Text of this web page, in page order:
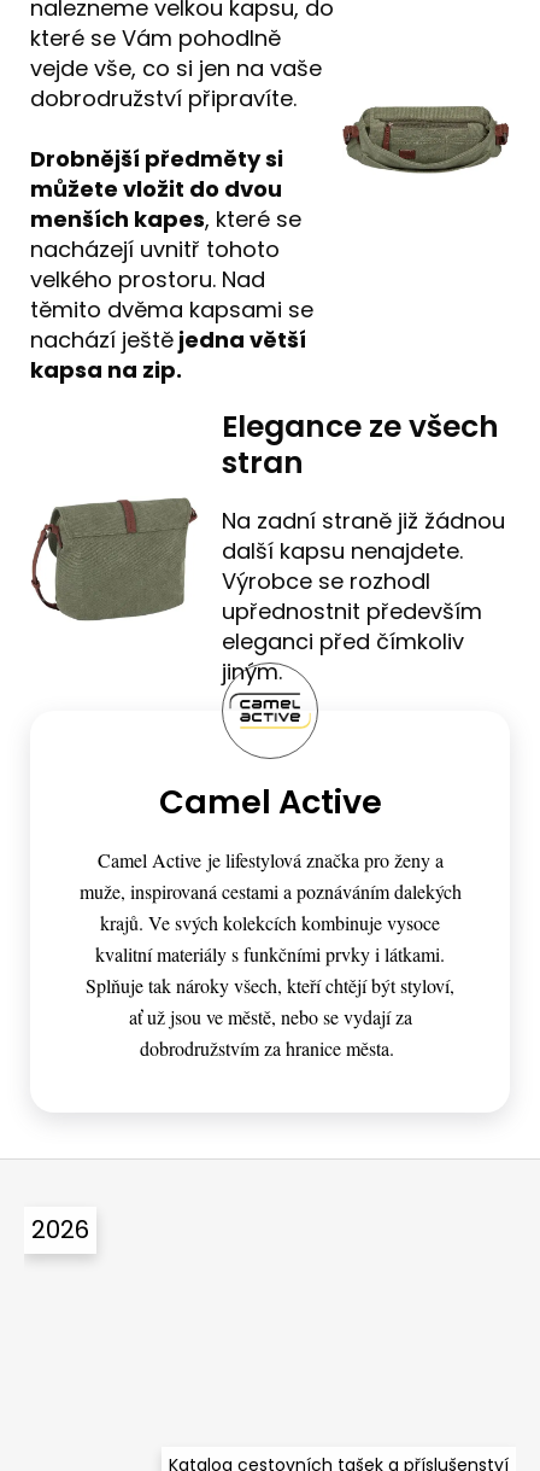
nalezneme velkou kapsu, do
které se Vám pohodlně
vejde vše, co si jen na vaše
dobrodružství připravíte.
Drobnější předměty si
můžete vložit do dvou
menších kapes, které se
nacházejí uvnitř tohoto
velkého prostoru. Nad
těmito dvěma kapsami se
nachází ještě jedna větší
kapsa na zip.
Elegance ze všech
stran
Na zadní straně již žádnou
další kapsu nenajdete.
Výrobce se rozhodl
upřednostnit především
eleganci před čímkoliv
jiným.
Camel Active
Camel Active je lifestylová značka pro ženy a
muže, inspirovaná cestami a poznáváním dalekých
krajů. Ve svých kolekcích kombinuje vysoce
kvalitní materiály s funkčními prvky i látkami.
Splňuje tak nároky všech, kteří chtějí být styloví,
ať už jsou ve městě, nebo se vydají za
dobrodružstvím za hranice města.
Z
2026
Katalog cestovních tašek a příslušenství